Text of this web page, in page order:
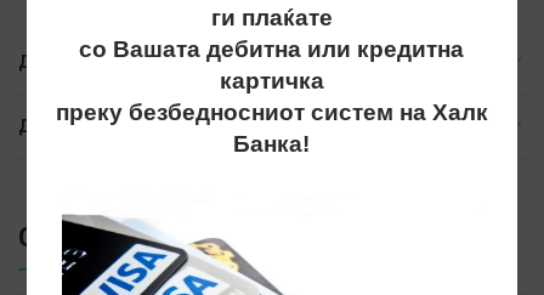
ДОПОЛНИТЕЛНИ ИНФОРМАЦИИ
ДОСТАВА
СЛИЧНИ ПРОИЗВОДИ
ги плаќате
со Вашата дебитна или кредитна
картичка
преку безбедносниот систем на Халк
Банка!